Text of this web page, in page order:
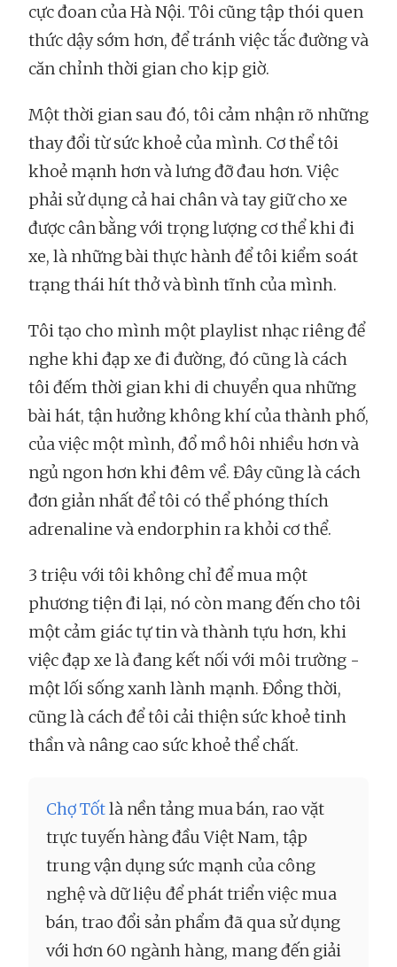
cực đoan của Hà Nội. Tôi cũng tập thói quen
thức dậy sớm hơn, để tránh việc tắc đường và
căn chỉnh thời gian cho kịp giờ.
Một thời gian sau đó, tôi cảm nhận rõ những
thay đổi từ sức khoẻ của mình. Cơ thể tôi
khoẻ mạnh hơn và lưng đỡ đau hơn. Việc
phải sử dụng cả hai chân và tay giữ cho xe
được cân bằng với trọng lượng cơ thể khi đi
xe, là những bài thực hành để tôi kiểm soát
trạng thái hít thở và bình tĩnh của mình.
Tôi tạo cho mình một playlist nhạc riêng để
nghe khi đạp xe đi đường, đó cũng là cách
tôi đếm thời gian khi di chuyển qua những
bài hát, tận hưởng không khí của thành phố,
của việc một mình, đổ mồ hôi nhiều hơn và
ngủ ngon hơn khi đêm về. Đây cũng là cách
đơn giản nhất để tôi có thể phóng thích
adrenaline và endorphin ra khỏi cơ thể.
3 triệu với tôi không chỉ để mua một
phương tiện đi lại, nó còn mang đến cho tôi
một cảm giác tự tin và thành tựu hơn, khi
việc đạp xe là đang kết nối với môi trường -
một lối sống xanh lành mạnh. Đồng thời,
cũng là cách để tôi cải thiện sức khoẻ tinh
thần và nâng cao sức khoẻ thể chất.
Chợ Tốtlà nền tảng mua bán, rao vặt
trực tuyến hàng đầu Việt Nam, tập
trung vận dụng sức mạnh của công
nghệ và dữ liệu để phát triển việc mua
bán, trao đổi sản phẩm đã qua sử dụng
với hơn 60 ngành hàng, mang đến giải